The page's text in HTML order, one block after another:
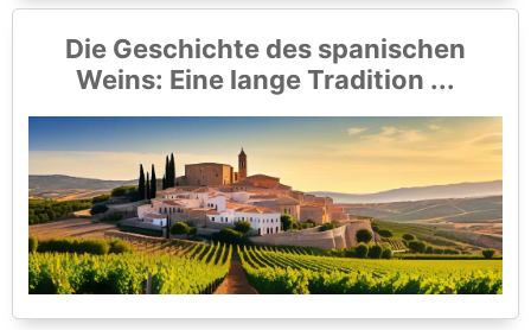
Die Geschichte des spanischen
Weins: Eine lange Tradition ...